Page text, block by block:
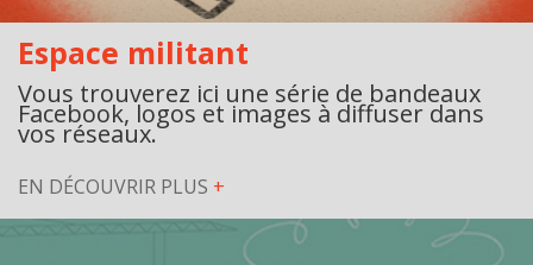
Espace militant
Vous trouverez ici une série de bandeaux
Facebook, logos et images à diffuser dans
vos réseaux.
EN DÉCOUVRIR PLUS +